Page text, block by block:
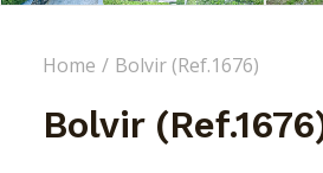
Home Bolvir (Ref.1676)
Bolvir